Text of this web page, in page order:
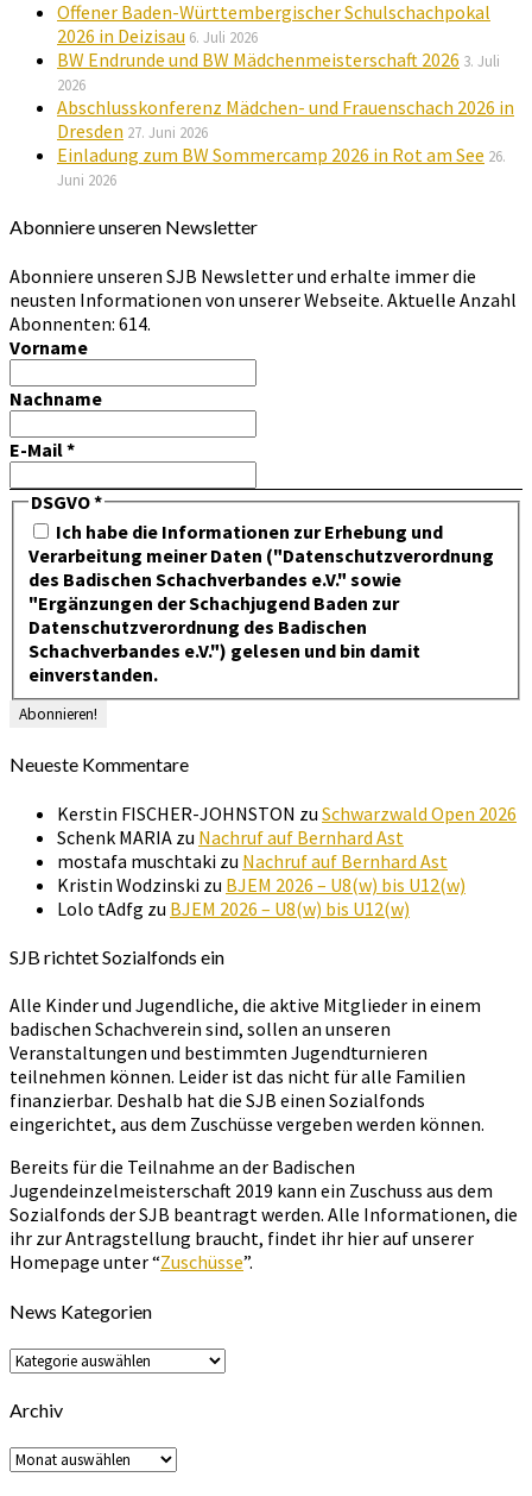
Offener Baden-Württembergischer Schulschachpokal
2026 in Deizisau 6. Juli 2026
BW Endrunde und BW Mädchenmeisterschaft 2026 3. Juli
2026
Abschlusskonferenz Mädchen- und Frauenschach 2026 in
Dresden 27. Juni 2026
Einladung zum BW Sommercamp 2026 in Rot am See 26.
Juni 2026
Abonniere unseren Newsletter
Abonniere unseren SJB Newsletter und erhalte immer die
neusten Informationen von unserer Webseite. Aktuelle Anzahl
Abonnenten: 614.
Vorname
Nachname
E-Mail*
DSGVO*
Ich habe die Informationen zur Erhebung und
Verarbeitung meiner Daten ("Datenschutzverordnung
des Badischen Schachverbandes e.V." sowie
"Ergänzungen der Schachjugend Baden zur
Datenschutzverordnung des Badischen
Schachverbandes e.V.") gelesen und bin damit
einverstanden.
Neueste Kommentare
Kerstin FISCHER-JOHNSTON zu Schwarzwald Open 2026
Schenk MARIA zu Nachruf auf Bernhard Ast
mostafa muschtaki zu Nachruf auf Bernhard Ast
Kristin Wodzinski zu BJEM 2026 – U8(w) bis U12(w)
Lolo tAdfg zu BJEM 2026 – U8(w) bis U12(w)
SJB richtet Sozialfonds ein
Alle Kinder und Jugendliche, die aktive Mitglieder in einem
badischen Schachverein sind, sollen an unseren
Veranstaltungen und bestimmten Jugendturnieren
teilnehmen können. Leider ist das nicht für alle Familien
finanzierbar. Deshalb hat die SJB einen Sozialfonds
eingerichtet, aus dem Zuschüsse vergeben werden können.
Bereits für die Teilnahme an der Badischen
Jugendeinzelmeisterschaft 2019 kann ein Zuschuss aus dem
Sozialfonds der SJB beantragt werden. Alle Informationen, die
ihr zur Antragstellung braucht, findet ihr hier auf unserer
Homepage unter “Zuschüsse”.
News Kategorien
News
Kategorien
Archiv
Archiv